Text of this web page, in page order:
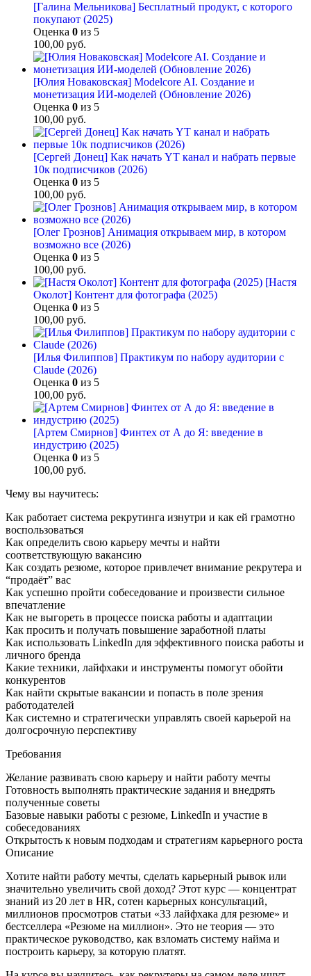
[Галина Мельникова] Бесплатный продукт, с которого
покупают (2025)
Оценка 0 из 5
100,00 руб.
[Юлия Новаковская] Modelcore AI. Создание и
монетизация ИИ-моделей (Обновление 2026)
Оценка 0 из 5
100,00 руб.
[Сергей Донец] Как начать YT канал и набрать первые
10к подписчиков (2026)
Оценка 0 из 5
100,00 руб.
[Олег Грознов] Анимация открываем мир, в котором
возможно все (2026)
Оценка 0 из 5
100,00 руб.
[Настя
Околот] Контент для фотографа (2025)
Оценка 0 из 5
100,00 руб.
[Илья Филиппов] Практикум по набору аудитории с
Claude (2026)
Оценка 0 из 5
100,00 руб.
[Артем Смирнов] Финтех от А до Я: введение в
индустрию (2025)
Оценка 0 из 5
100,00 руб.
Чему вы научитесь:
Как работает система рекрутинга изнутри и как ей грамотно
воспользоваться
Как определить свою карьеру мечты и найти
соответствующую вакансию
Как создать резюме, которое привлечет внимание рекрутера и
“продаёт” вас
Как успешно пройти собеседование и произвести сильное
впечатление
Как не выгореть в процессе поиска работы и адаптации
Как просить и получать повышение заработной платы
Как использовать LinkedIn для эффективного поиска работы и
личного бренда
Какие техники, лайфхаки и инструменты помогут обойти
конкурентов
Как найти скрытые вакансии и попасть в поле зрения
работодателей
Как системно и стратегически управлять своей карьерой на
долгосрочную перспективу
Требования
Желание развивать свою карьеру и найти работу мечты
Готовность выполнять практические задания и внедрять
полученные советы
Базовые навыки работы с резюме, LinkedIn и участие в
собеседованиях
Открытость к новым подходам и стратегиям карьерного роста
Описание
Хотите найти работу мечты, сделать карьерный рывок или
значительно увеличить свой доход? Этот курс — концентрат
знаний из 20 лет в HR, сотен карьерных консультаций,
миллионов просмотров статьи «33 лайфхака для резюме» и
бестселлера «Резюме на миллион». Это не теория — это
практическое руководство, как взломать систему найма и
построить карьеру, за которую платят.